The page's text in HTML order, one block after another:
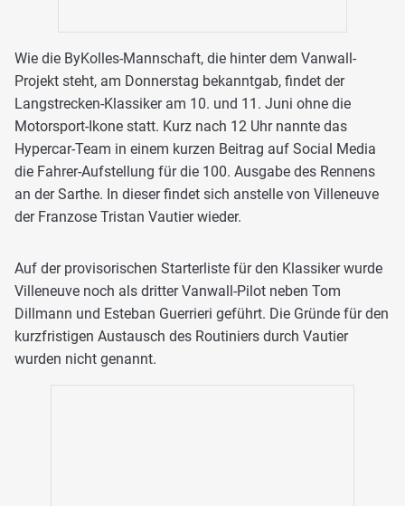
Wie die ByKolles-Mannschaft, die hinter dem Vanwall-
Projekt steht, am Donnerstag bekanntgab, findet der
Langstrecken-Klassiker am 10. und 11. Juni ohne die
Motorsport-Ikone statt. Kurz nach 12 Uhr nannte das
Hypercar-Team in einem kurzen Beitrag auf Social Media
die Fahrer-Aufstellung für die 100. Ausgabe des Rennens
an der Sarthe. In dieser findet sich anstelle von Villeneuve
der Franzose Tristan Vautier wieder.
Auf der provisorischen Starterliste für den Klassiker wurde
Villeneuve noch als dritter Vanwall-Pilot neben Tom
Dillmann und Esteban Guerrieri geführt. Die Gründe für den
kurzfristigen Austausch des Routiniers durch Vautier
wurden nicht genannt.